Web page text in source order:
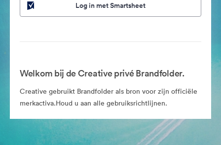
Log in met Smartsheet
Welkom bij de Creative privé Brandfolder.
Creative gebruikt Brandfolder als bron voor zijn officiële
merkactiva.Houd u aan alle gebruiksrichtlijnen.